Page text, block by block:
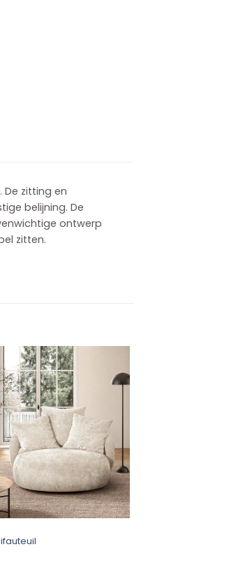
zitting en
belijning. De
ontwerp
zitten.